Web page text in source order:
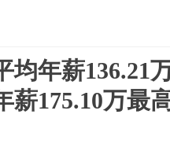
均年薪136.21
薪175.10万最